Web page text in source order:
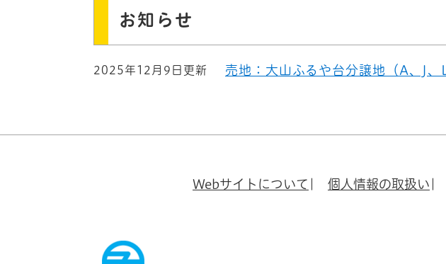
お知らせ
2025年12月9日更新 売地：大山ふるや台分譲地（A、J、
Webサイトについて 個人情報の取扱い